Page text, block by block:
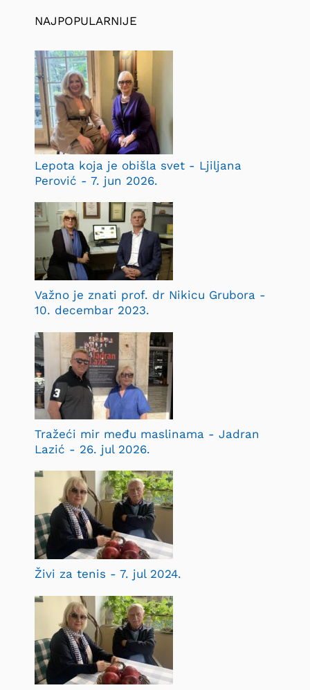
NAJPOPULARNIJE
Lepota koja je obišla svet - Ljiljana
Perović - 7. jun 2026.
Važno je znati prof. dr Nikicu Grubora -
10. decembar 2023.
Tražeći mir među maslinama - Jadran
Lazić - 26. jul 2026.
Živi za tenis - 7. jul 2024.